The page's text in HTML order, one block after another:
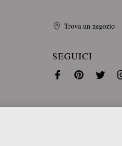
Trova un negozio
SEGUICI